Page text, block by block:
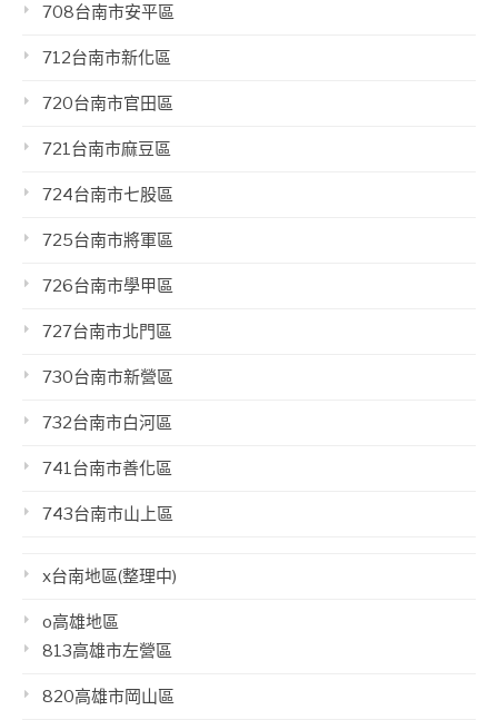
708台南市安平區
712台南市新化區
720台南市官田區
721台南市麻豆區
724台南市七股區
725台南市將軍區
726台南市學甲區
727台南市北門區
730台南市新營區
732台南市白河區
741台南市善化區
743台南市山上區
x台南地區(整理中)
o高雄地區
813高雄市左營區
820高雄市岡山區